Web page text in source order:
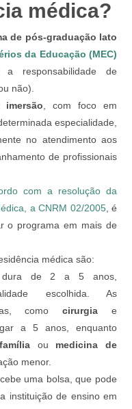
médica?
de pós-graduação lato
da Educação (MEC)
responsabilidade de
não).
, com foco em
especialidade,
no atendimento aos
de profissionais
com a resolução da
a CNRM 02/2005, é
o programa em mais de
médica são:
dura de 2 a 5 anos,
escolhida. As
comocirurgia e
a 5 anos, enquanto
ou medicina de
menor.
uma bolsa, que pode
instituição de ensino em